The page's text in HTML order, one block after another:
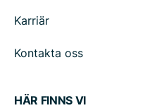
Karriär
Kontakta oss
HÄR FINNS VI